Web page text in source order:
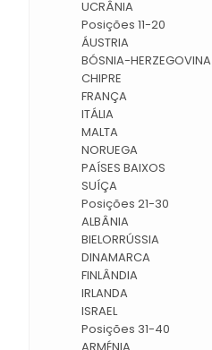
UCRÂNIA
Posições 11-20
ÁUSTRIA
BÓSNIA-HERZEGOVINA
CHIPRE
FRANÇA
ITÁLIA
MALTA
NORUEGA
PAÍSES BAIXOS
SUÍÇA
Posições 21-30
ALBÂNIA
BIELORRÚSSIA
DINAMARCA
FINLÂNDIA
IRLANDA
ISRAEL
Posições 31-40